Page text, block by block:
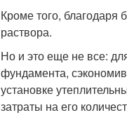
Кроме того,
раствора.
Но и это еще не все:
фундамента,
установке
затраты на его